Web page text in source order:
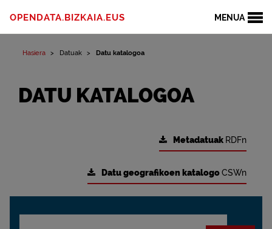
MENUA
OPENDATA.BIZKAIA.EUS
Hasiera Datuak Datu katalogoa
DATU KATALOGOA
Metadatuak RDFn
Datu geografikoen katalogoCSWn